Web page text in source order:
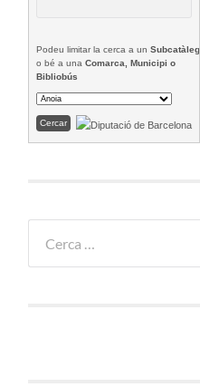
Podeu limitar la cerca a unSubcatàleg
o bé a unaComarca, Municipi o
Bibliobús